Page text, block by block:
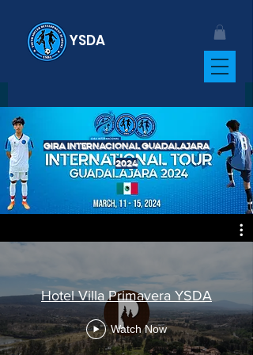
YSDA
GIRA INTERNACIONAL GUADALAJARA
2024
Hotel Villa Primavera YSDA
Watch Now